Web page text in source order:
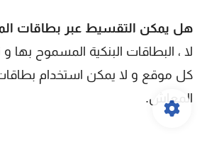
هل يمكن التقسيط عبر بطاقات
لا ، البطاقات البنكية المسموح بها
كل موقع و لا يمكن استخدام
المعاش.